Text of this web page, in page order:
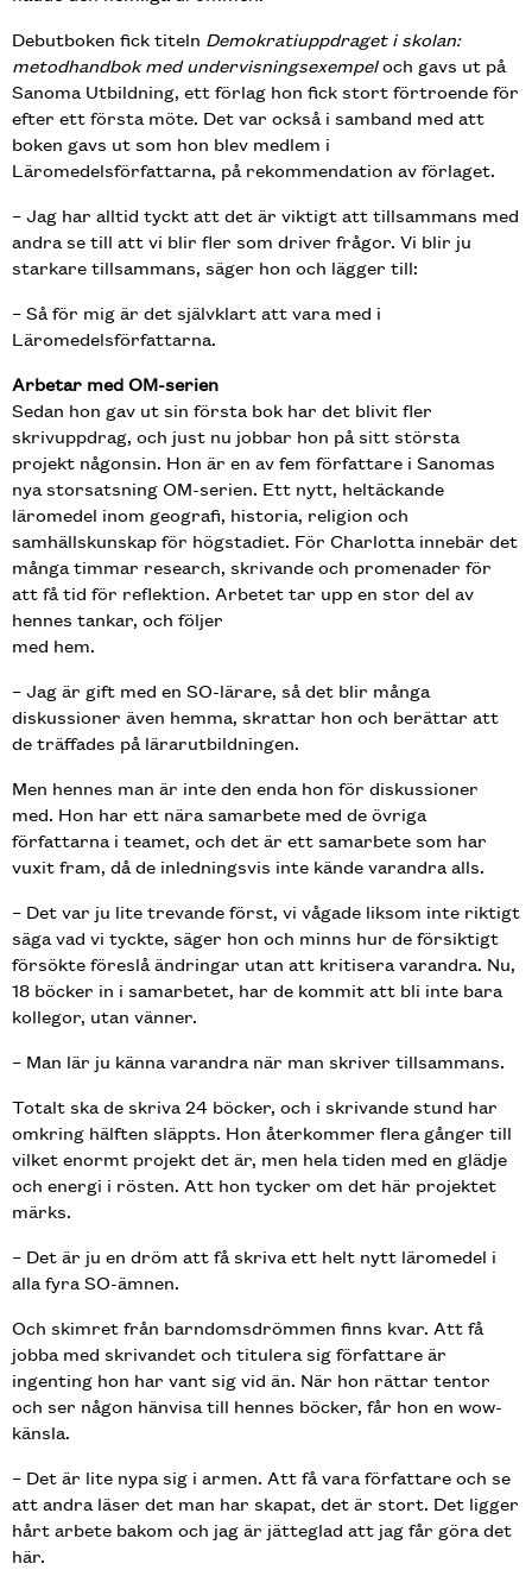
Debutboken fick titeln Demokratiuppdraget i skolan:
metodhandbok med undervisningsexempeloch gavs ut på
Sanoma Utbildning, ett förlag hon fick stort förtroende för
efter ett första möte. Det var också i samband med att
boken gavs ut som hon blev medlem i
Läromedelsförfattarna, på rekommendation av förlaget.
– Jag har alltid tyckt att det är viktigt att tillsammans med
andra se till att vi blir fler som driver frågor. Vi blir ju
starkare tillsammans, säger hon och lägger till:
– Så för mig är det självklart att vara med i
Läromedelsförfattarna.
Arbetar med OM-serien
Sedan hon gav ut sin första bok har det blivit fler
skrivuppdrag, och just nu jobbar hon på sitt största
projekt någonsin. Hon är en av fem författare i Sanomas
nya storsatsning OM-serien. Ett nytt, heltäckande
läromedel inom geografi, historia, religion och
samhällskunskap för högstadiet. För Charlotta innebär det
många timmar research, skrivande och promenader för
att få tid för reflektion. Arbetet tar upp en stor del av
hennes tankar, och följer
med hem.
– Jag är gift med en SO-lärare, så det blir många
diskussioner även hemma, skrattar hon och berättar att
de träffades på lärarutbildningen.
Men hennes man är inte den enda hon för diskussioner
med. Hon har ett nära samarbete med de övriga
författarna i teamet, och det är ett samarbete som har
vuxit fram, då de inledningsvis inte kände varandra alls.
– Det var ju lite trevande först, vi vågade liksom inte riktigt
säga vad vi tyckte, säger hon och minns hur de försiktigt
försökte föreslå ändringar utan att kritisera varandra. Nu,
18 böcker in i samarbetet, har de kommit att bli inte bara
kollegor, utan vänner.
– Man lär ju känna varandra när man skriver tillsammans.
Totalt ska de skriva 24 böcker, och i skrivande stund har
omkring hälften släppts. Hon återkommer flera gånger till
vilket enormt projekt det är, men hela tiden med en glädje
och energi i rösten. Att hon tycker om det här projektet
märks.
– Det är ju en dröm att få skriva ett helt nytt läromedel i
alla fyra SO-ämnen.
Och skimret från barndomsdrömmen finns kvar. Att få
jobba med skrivandet och titulera sig författare är
ingenting hon har vant sig vid än. När hon rättar tentor
och ser någon hänvisa till hennes böcker, får hon en wow-
känsla.
– Det är lite nypa sig i armen. Att få vara författare och se
att andra läser det man har skapat, det är stort. Det ligger
hårt arbete bakom och jag är jätteglad att jag får göra det
här.